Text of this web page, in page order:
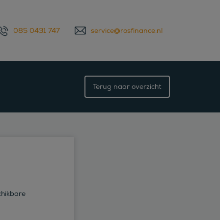
085 0431 747 service@rosfinance.nl
Terug naar overzicht